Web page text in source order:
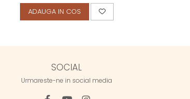
ADAUGA IN COS
SOCIAL
Urmareste-ne in social media